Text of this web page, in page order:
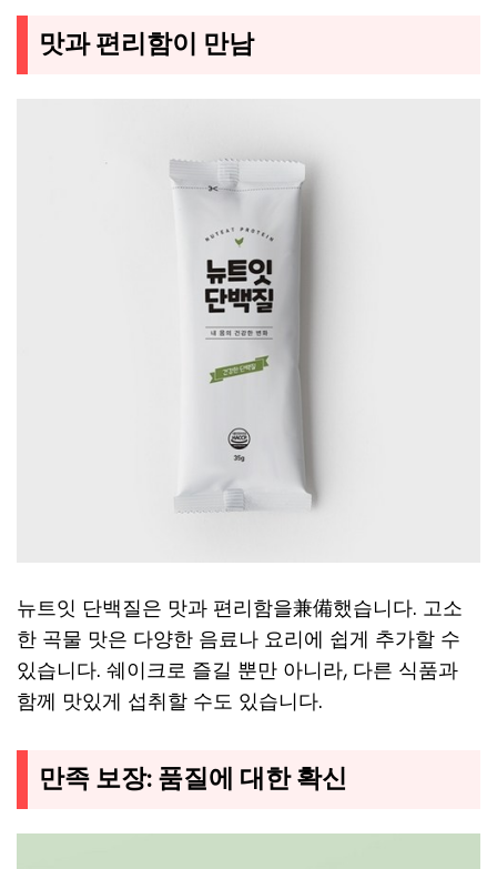
맛과 편리함이 만남
뉴트잇 단백질은 맛과 편리함을兼備했습니다. 고소
한 곡물 맛은 다양한 음료나 요리에 쉽게 추가할 수
있습니다. 쉐이크로 즐길 뿐만 아니라, 다른 식품과
함께 맛있게 섭취할 수도 있습니다.
만족 보장: 품질에 대한 확신